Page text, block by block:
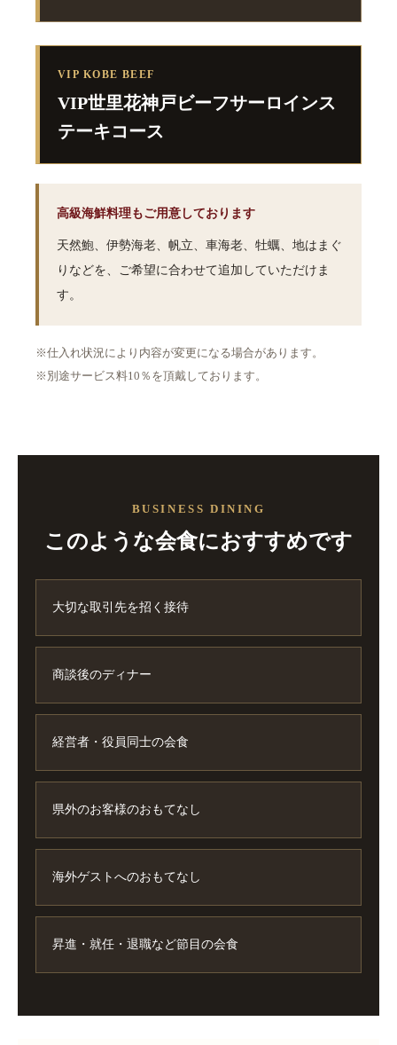
VIP KOBE BEEF
VIP世里花神戸ビーフサーロインス
テーキコース
高級海鮮料理もご用意しております
天然鮑、伊勢海老、帆立、車海老、牡蠣、地はまぐ
りなどを、ご希望に合わせて追加していただけま
す。
※仕入れ状況により内容が変更になる場合があります。
※別途サービス料10％を頂戴しております。
BUSINESS DINING
このような会食におすすめです
大切な取引先を招く接待
商談後のディナー
経営者・役員同士の会食
県外のお客様のおもてなし
海外ゲストへのおもてなし
昇進・就任・退職など節目の会食